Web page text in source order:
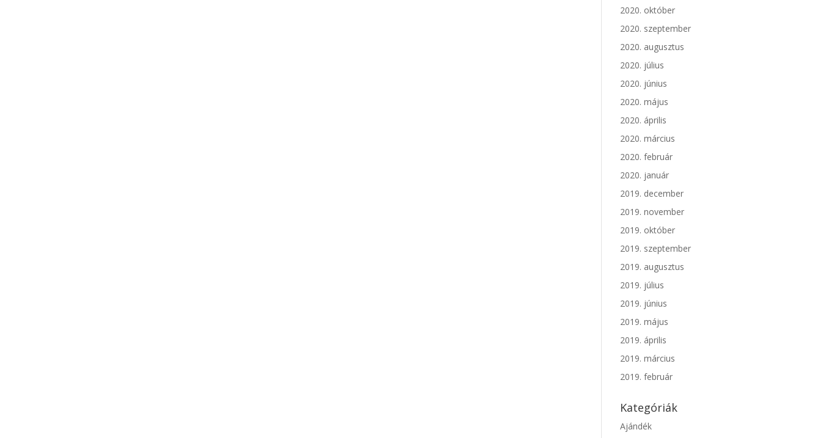
2020. október
2020. szeptember
2020. augusztus
2020. július
2020. június
2020. május
2020. április
2020. március
2020. február
2020. január
2019. december
2019. november
2019. október
2019. szeptember
2019. augusztus
2019. július
2019. június
2019. május
2019. április
2019. március
2019. február
Kategóriák
Ajándék